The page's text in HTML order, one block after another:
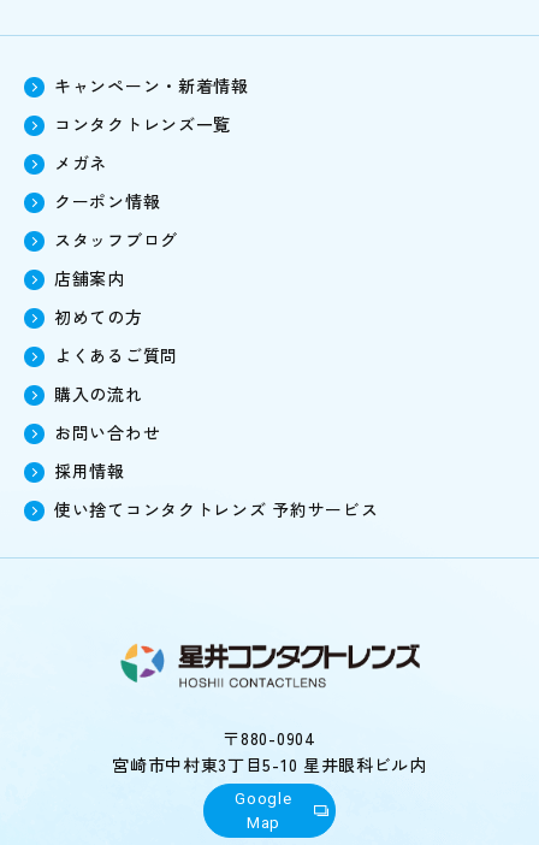
キャンペーン・新着情報
コンタクトレンズ一覧
メガネ
クーポン情報
スタッフブログ
店舗案内
初めての方
よくあるご質問
購入の流れ
お問い合わせ
採用情報
使い捨てコンタクトレンズ 予約サービス
〒880-0904
宮崎市中村東3丁目5-10 星井眼科ビル内
Google
Map